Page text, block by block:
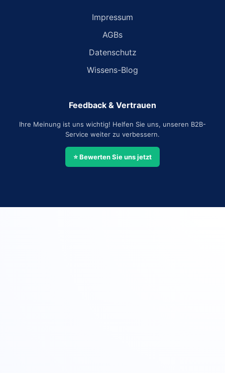
Impressum
AGBs
Datenschutz
Wissens-Blog
Feedback & Vertrauen
Ihre Meinung ist uns wichtig! Helfen Sie uns, unseren B2B-
Service weiter zu verbessern.
⭐ Bewerten Sie uns jetzt